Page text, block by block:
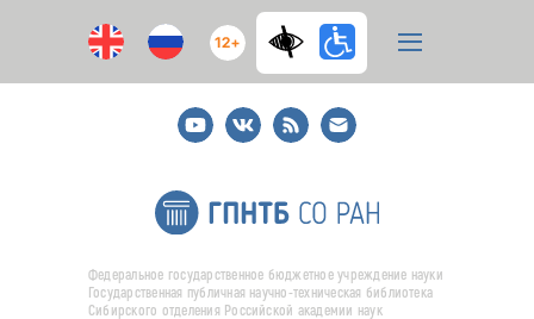
12+
YoutubeВКонтакте
RSS
E-
mail
подписка
Федеральное государственное бюджетное учреждение науки
Государственная публичная научно-техническая библиотека
Сибирского отделения Российской академии наук